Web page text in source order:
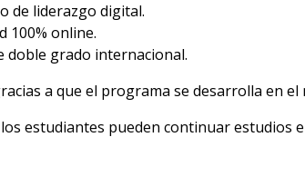
de liderazgo digital.
100% online.
doble grado internacional.
a que el programa se desarrolla en
estudiantes pueden continuar estudios